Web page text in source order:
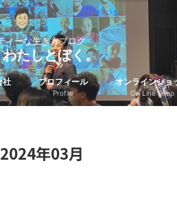
ィーな生き方ブログ
たしとぼく。
社 プロフィール
Profile
オンラインショ
On Line Shop
年03月